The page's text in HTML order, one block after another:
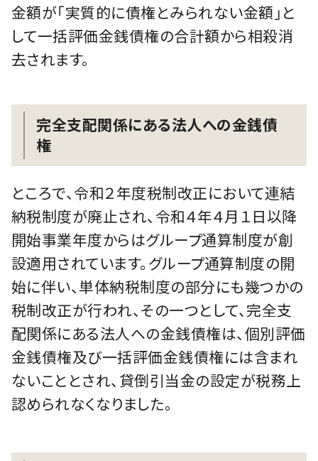
金額が「実質的に債権とみられない金額」と
して一括評価金銭債権の合計額から相殺消
去されます。
完全支配関係にある法人への金銭債
権
ところで、令和２年度税制改正において連結
納税制度が廃止され、令和４年４月１日以降
開始事業年度からはグループ通算制度が創
設適用されています。グループ通算制度の開
始に伴い、単体納税制度の部分にも幾つかの
税制改正が行われ、その一つとして、完全支
配関係にある法人への金銭債権は、個別評価
金銭債権及び一括評価金銭債権には含まれ
ないこととされ、貸倒引当金の設定が税務上
認められなくなりました。